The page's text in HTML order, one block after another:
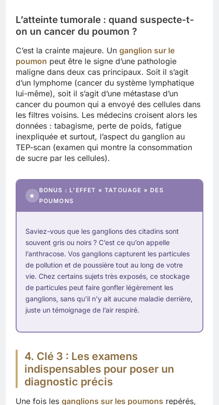
L’atteinte tumorale : quand suspecte-t-
on un cancer du poumon ?
C’est la crainte majeure. Un ganglion sur le
poumon peut être le signe d’une pathologie
maligne dans deux cas principaux. Soit il s’agit
d’un lymphome (cancer du système lymphatique
lui-même), soit il s’agit d’une métastase d’un
cancer du poumon qui a envoyé des cellules dans
les filtres voisins. Les médecins croisent alors les
données : tabagisme, perte de poids, fatigue
inexpliquée et surtout, l’aspect du ganglion au
TEP-scan (examen qui montre la consommation
de sucre par les cellules).
★
BONUS : L’EFFET « TATOUAGE » DES
POUMONS
Saviez-vous que les ganglions des citadins sont
souvent gris ou noirs ? C’est ce qu’on appelle
l’anthracose. Vos ganglions capturent les particules
de pollution et de poussière tout au long de votre
vie. Chez certains sujets très exposés, ce stockage
de particules peut faire gonfler légèrement les
ganglions, sans qu’il n’y ait aucune maladie derrière,
juste un témoignage de l’air respiré.
4. Clé 3 : Les examens
indispensables pour poser un
diagnostic précis
Une fois les ganglions sur les poumons repérés,